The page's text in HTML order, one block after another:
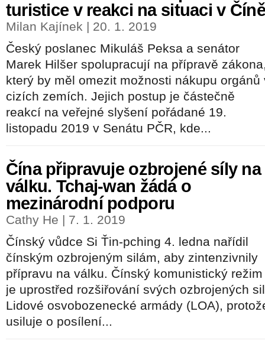
turistice v reakci na situaci v Číně
Milan Kajínek | 20. 1. 2019
Český poslanec Mikuláš Peksa a senátor
Marek Hilšer spolupracují na přípravě
který by měl omezit možnosti nákupu orgánů
cizích zemích. Jejich postup je částečně
reakcí na veřejné slyšení pořádané 19.
listopadu 2019 v Senátu PČR, kde...
Čína připravuje ozbrojené síly na
válku. Tchaj-wan žádá o
mezinárodní podporu
Cathy He | 7. 1. 2019
Čínský vůdce Si Ťin-pching 4. ledna nařídil
čínským ozbrojeným silám, aby zintenzivnily
přípravu na válku. Čínský komunistický režim
je uprostřed rozšiřování svých ozbrojených sil
Lidové osvobozenecké armády (LOA),
usiluje o posílení...